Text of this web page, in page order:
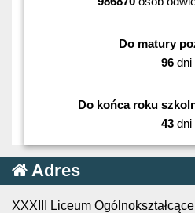
Do matury
96dni
Do końca roku
43dni
Adres
XXXIII Liceum Ogólnokształcące